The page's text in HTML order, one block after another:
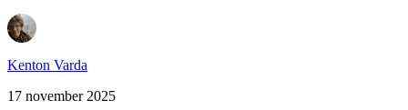
Kenton Varda
17 november 2025